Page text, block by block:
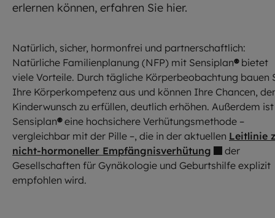
erlernen können, erfahren Sie hier.
Natürlich, sicher, hormonfrei und partnerschaftlich:
Natürliche Familienplanung (NFP) mit Sensiplan®bietet
viele Vorteile. Durch tägliche Körperbeobachtung bauen
Ihre Körperkompetenz aus und können Ihre Chancen,
Kinderwunsch zu erfüllen, deutlich erhöhen. Außerdem ist
Sensiplan®eine hochsichere Verhütungsmethode –
vergleichbar mit der Pille –, die in der aktuellen Leitlinie
nicht-hormoneller Empfängnisverhütung
der
Gesellschaften für Gynäkologie und Geburtshilfe explizit
empfohlen wird.